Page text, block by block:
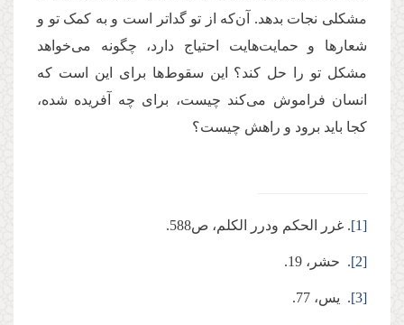
مشکلی نجات بدهد. آن‌که از تو گداتر است و به کمک تو و
شعارها و حمایت‌هایت احتیاج دارد، چگونه می‌خواهد
مشکل تو را حل کند؟ این سقوط‌ها برای این است که
انسان فراموش می‌کند چیست، برای چه آفریده شده،
کجا باید برود و راهش چیست؟
[1]. غرر الحكم ودرر الكلم، ص588.
[2]. حشر، 19.
[3]. یس، 77.